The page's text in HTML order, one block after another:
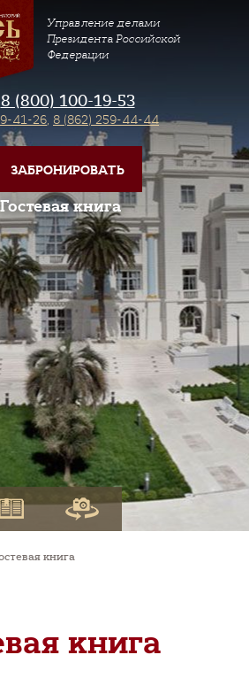
Управление делами
Президента Российской
Федерации
8 (800) 100-19-53
41-26, 8 (862) 259-44-44
ЗАБРОНИРОВАТЬ
Гостевая книга
книга
книга